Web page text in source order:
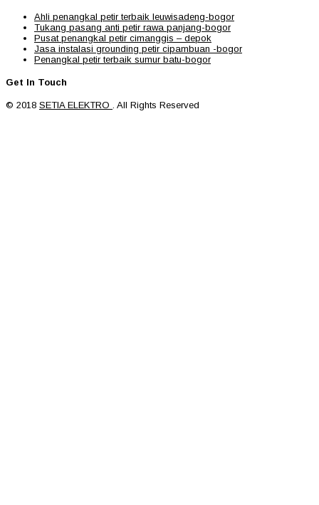
Ahli penangkal petir terbaik leuwisadeng-bogor
Tukang pasang anti petir rawa panjang-bogor
Pusat penangkal petir cimanggis – depok
Jasa instalasi grounding petir cipambuan -bogor
Penangkal petir terbaik sumur batu-bogor
Get In Touch
© 2018 SETIA ELEKTRO . All Rights Reserved